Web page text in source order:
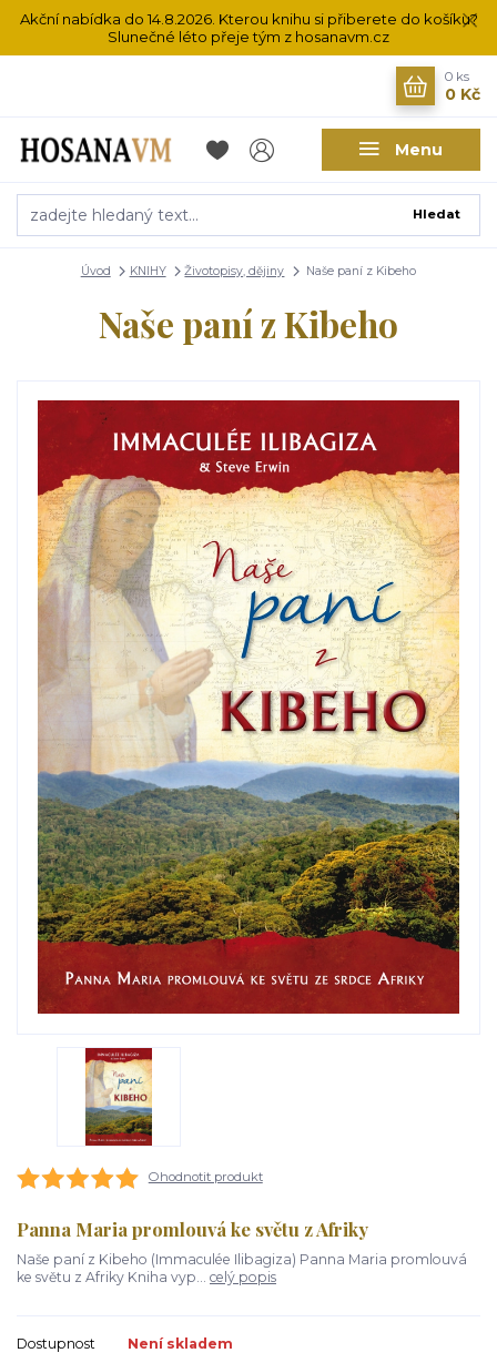
Akční nabídka do 14.8.2026. Kterou knihu si přiberete do košíku?
Slunečné léto přeje tým z hosanavm.cz
Menu
Hledat
0 ks
0 Kč
Úvod KNIHY Životopisy, dějiny Naše paní z Kibeho
Naše paní z Kibeho
Ohodnotit produkt
Panna Maria promlouvá ke světu z Afriky
Naše paní z Kibeho (Immaculée Ilibagiza) Panna Maria promlouvá
ke světu z Afriky Kniha vyp... celý popis
Dostupnost Není skladem